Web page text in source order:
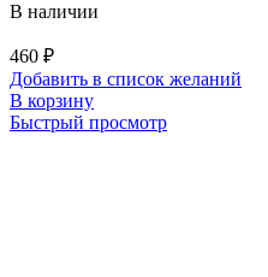
В наличии
460 ₽
Добавить в список желаний
В корзину
Быстрый просмотр